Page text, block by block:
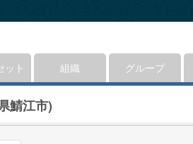
ット 組織 グループ
鯖江市)